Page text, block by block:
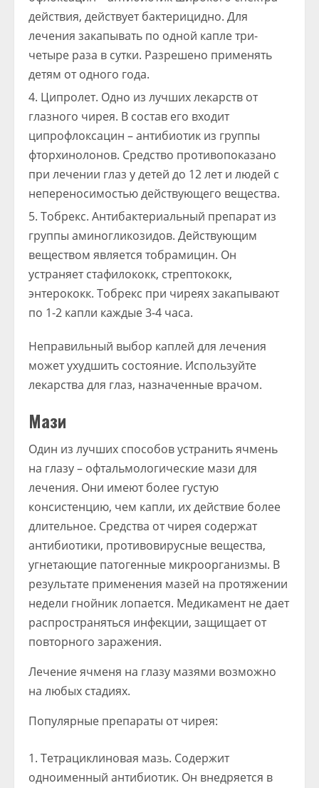
действия, действует бактерицидно. Для
лечения закапывать по одной капле три-
четыре раза в сутки. Разрешено применять
детям от одного года.
Ципролет. Одно из лучших лекарств от
глазного чирея. В состав его входит
ципрофлоксацин – антибиотик из группы
фторхинолонов. Средство противопоказано
при лечении глаз у детей до 12 лет и людей с
непереносимостью действующего вещества.
Тобрекс. Антибактериальный препарат из
группы аминогликозидов. Действующим
веществом является тобрамицин. Он
устраняет стафилококк, стрептококк,
энтерококк. Тобрекс при чиреях закапывают
по 1-2 капли каждые 3-4 часа.
Неправильный выбор каплей для лечения
может ухудшить состояние. Используйте
лекарства для глаз, назначенные врачом.
Мази
Один из лучших способов устранить ячмень
на глазу – офтальмологические мази для
лечения. Они имеют более густую
консистенцию, чем капли, их действие более
длительное. Средства от чирея содержат
антибиотики, противовирусные вещества,
угнетающие патогенные микроорганизмы. В
результате применения мазей на протяжении
недели гнойник лопается. Медикамент не дает
распространяться инфекции, защищает от
повторного заражения.
Лечение ячменя на глазу мазями возможно
на любых стадиях.
Популярные препараты от чирея:
Тетрациклиновая мазь. Содержит
одноименный антибиотик. Он внедряется в